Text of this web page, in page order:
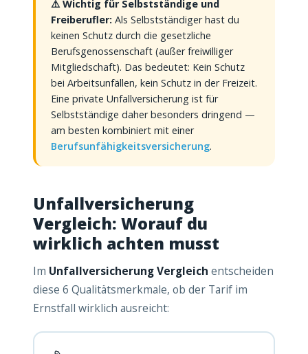
⚠️ Wichtig für Selbstständige und
Freiberufler: Als Selbstständiger hast du
keinen Schutz durch die gesetzliche
Berufsgenossenschaft (außer freiwilliger
Mitgliedschaft). Das bedeutet: Kein Schutz
bei Arbeitsunfällen, kein Schutz in der Freizeit.
Eine private Unfallversicherung ist für
Selbstständige daher besonders dringend —
am besten kombiniert mit einer
Berufsunfähigkeitsversicherung.
Unfallversicherung
Vergleich: Worauf du
wirklich achten musst
Im Unfallversicherung Vergleich entscheiden
diese 6 Qualitätsmerkmale, ob der Tarif im
Ernstfall wirklich ausreicht: